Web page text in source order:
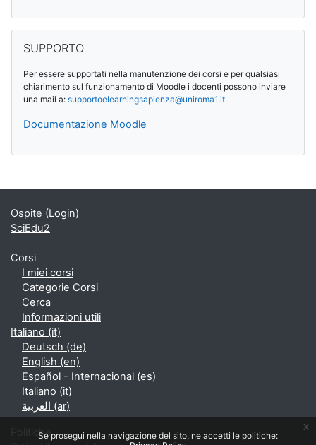
Se prosegui nella navigazione del sito, ne accetti le politiche:
x
SUPPORTO
Per essere supportati nella manutenzione dei corsi e per qualsiasi
chiarimento sul funzionamento di Moodle i docenti possono inviare
una mail a: supportoelearningsapienza@uniroma1.it
Documentazione Moodle
Blocchi supplementari
Ospite (Login)
SciEdu2
Corsi
I miei corsi
Categorie Corsi
Cerca
Informazioni utili
Italiano ‎(it)‎
Deutsch ‎(de)‎
English ‎(en)‎
Español - Internacional ‎(es)‎
Italiano ‎(it)‎
العربية ‎(ar)‎
Politiche